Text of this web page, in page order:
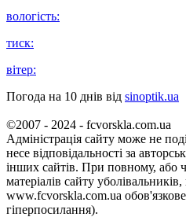
вологість:
тиск:
вітер:
Погода на 10 днів від sinoptik.ua
©2007 - 2024 - fcvorskla.com.ua
Адміністрація сайту може не
несе відповідальності за
інших сайтів. При повному, або
матеріалів сайту
www.fcvorskla.com.ua обов'язкове
гіперпосилання).